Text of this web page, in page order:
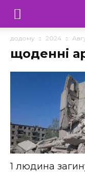
Телебачення
«Капрі»
додому 2024
щоденні
1 людина